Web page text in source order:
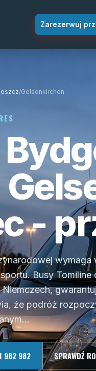
Zarezerwuj
/Gelsenkirchen
-
wymaga
Busy
Niemczech,
że podróż
982 982 SPRAWDŹ